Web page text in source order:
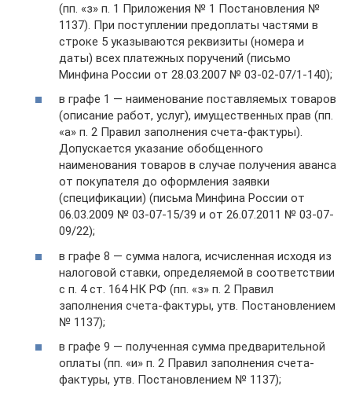
(пп. «з» п. 1 Приложения № 1 Постановления №
1137). При поступлении предоплаты частями в
строке 5 указываются реквизиты (номера и
даты) всех платежных поручений (письмо
Минфина России от 28.03.2007 № 03-02-07/1-140);
в графе 1 — наименование поставляемых товаров
(описание работ, услуг), имущественных прав (пп.
«а» п. 2 Правил заполнения счета-фактуры).
Допускается указание обобщенного
наименования товаров в случае получения аванса
от покупателя до оформления заявки
(спецификации) (письма Минфина России от
06.03.2009 № 03-07-15/39 и от 26.07.2011 № 03-07-
09/22);
в графе 8 — сумма налога, исчисленная исходя из
налоговой ставки, определяемой в соответствии
с п. 4 ст. 164 НК РФ (пп. «з» п. 2 Правил
заполнения счета-фактуры, утв. Постановлением
№ 1137);
в графе 9 — полученная сумма предварительной
оплаты (пп. «и» п. 2 Правил заполнения счета-
фактуры, утв. Постановлением № 1137);